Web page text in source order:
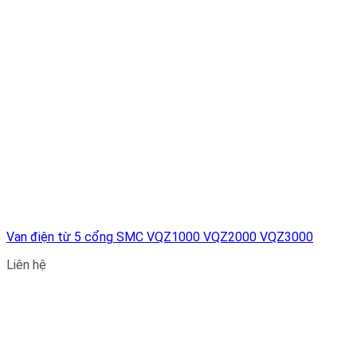
Van điện từ 5 cổng SMC VQZ1000 VQZ2000 VQZ3000
Liên hệ